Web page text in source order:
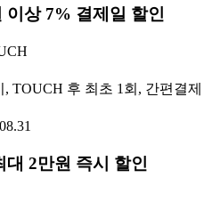
상 7% 결제일 할인
TOUCH 후 최초 1회, 간편결제
2만원 즉시 할인